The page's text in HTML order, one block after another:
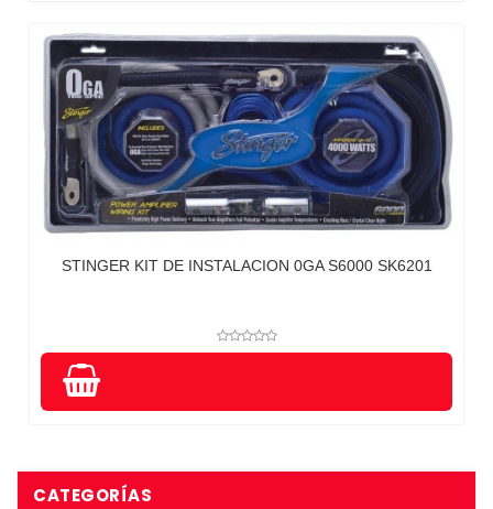
STINGER KIT DE INSTALACION 0GA S6000 SK6201
CATEGORÍAS